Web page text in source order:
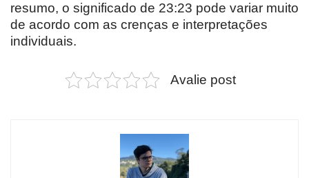
resumo, o significado de 23:23 pode variar muito
de acordo com as crenças e interpretações
individuais.
Avalie post